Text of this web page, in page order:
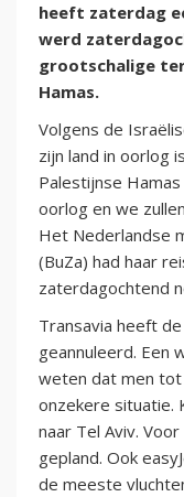
heeft zaterdag
werd
grootschalige
Hamas.
Volgens de
zijn land in oorlog
Palestijnse
oorlog en we
Het Nederlandse
(BuZa) had haar
zaterdagochtend
Transavia heeft
geannuleerd. Een
weten dat men
onzekere situatie.
naar Tel Aviv.
gepland. Ook
de meeste